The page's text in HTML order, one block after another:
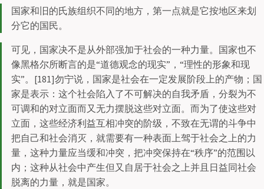
国家和旧的氏族组织不同的地方，第一点就是它按地区来划
分它的国民。
可见，国家决不是从外部强加于社会的一种力量。国家也不
像黑格尔所断言的是“道德观念的现实”，“理性的形象和现
实”。[181]勿宁说，国家是社会在一定发展阶段上的产物；国
家是表示：这个社会陷入了不可解决的自我矛盾，分裂为不
可调和的对立面而又无力摆脱这些对立面。而为了使这些对
立面，这些经济利益互相冲突的阶级，不致在无谓的斗争中
把自己和社会消灭，就需要有一种表面上驾于社会之上的力
量，这种力量应当缓和冲突，把冲突保持在“秩序”的范围以
内；这种从社会中产生但又自居于社会之上并且日益同社会
脱离的力量，就是国家。